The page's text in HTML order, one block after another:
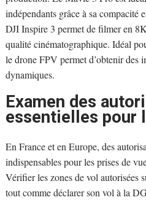
indépendants grâce à sa compacité
DJI Inspire 3 permet de filmer en
qualité cinématographique. Idéal
le drone FPV permet d’obtenir des
dynamiques.
Examen des
essentielles pour
En France et en Europe, des
indispensables pour les prises de
Vérifier les zones de vol autorisées
tout comme déclarer son vol à la